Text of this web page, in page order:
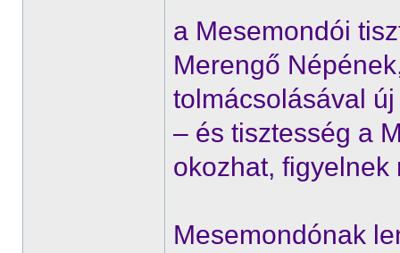
a Mesemondói
Merengő
tolmácsolásával
– és tisztesség a
okozhat, figyelnek
Mesemondónak